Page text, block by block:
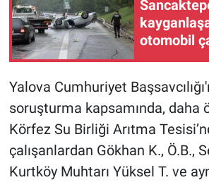
otomobil
yaralı
Yalova Cumhuriyet
soruşturma kapsamında, daha
Körfez Su Birliği Arıtma
çalışanlardan Gökhan K., Ö.B.,
Kurtköy Muhtarı Yüksel T. ve